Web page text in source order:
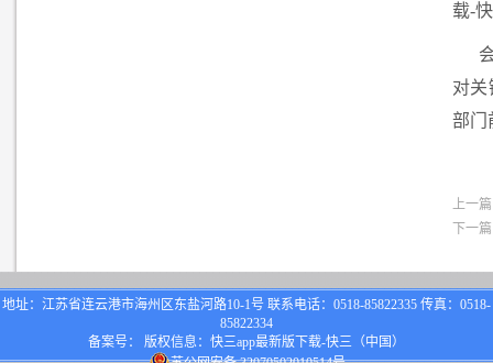
载-
对关
部门
上一
下一
地址：江苏省连云港市海州区东盐河路10-1号 联系电话：0518-85822335 传真：0518-
85822334
备案号： 版权信息：快三app最新版下载-快三（中国）